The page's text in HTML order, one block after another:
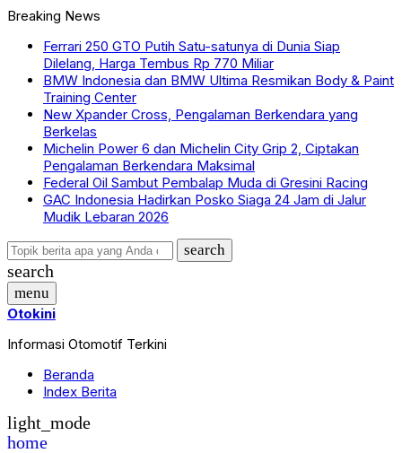
Breaking News
Ferrari 250 GTO Putih Satu-satunya di Dunia Siap
Dilelang, Harga Tembus Rp 770 Miliar
BMW Indonesia dan BMW Ultima Resmikan Body & Paint
Training Center
New Xpander Cross, Pengalaman Berkendara yang
Berkelas
Michelin Power 6 dan Michelin City Grip 2, Ciptakan
Pengalaman Berkendara Maksimal
Federal Oil Sambut Pembalap Muda di Gresini Racing
GAC Indonesia Hadirkan Posko Siaga 24 Jam di Jalur
Mudik Lebaran 2026
search
search
menu
Otokini
Informasi Otomotif Terkini
Beranda
Index Berita
light_mode
home